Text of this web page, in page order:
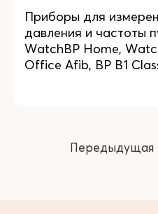
Приборы для
давления и частоты
WatchBP Home,
Office Afib, BP B1
Передыдущая